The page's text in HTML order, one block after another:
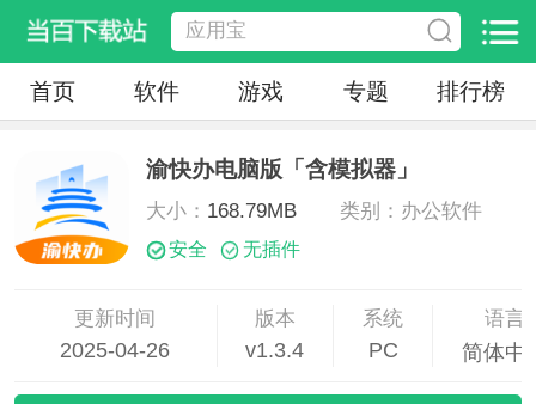
首页 软件 游戏 专题 排行榜
渝快办电脑版「含模拟器」
大小： 168.79MB 类别：办公软件
安全 无插件
更新时间
2025-04-26
版本
v1.3.4
系统
PC
语言
简体中